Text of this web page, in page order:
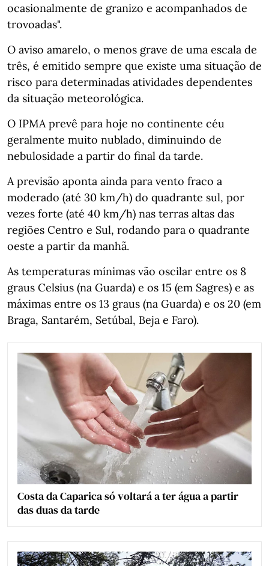
ocasionalmente de granizo e acompanhados de
trovoadas".
O aviso amarelo, o menos grave de uma escala de
três, é emitido sempre que existe uma situação de
risco para determinadas atividades dependentes
da situação meteorológica.
O IPMA prevê para hoje no continente céu
geralmente muito nublado, diminuindo de
nebulosidade a partir do final da tarde.
A previsão aponta ainda para vento fraco a
moderado (até 30 km/h) do quadrante sul, por
vezes forte (até 40 km/h) nas terras altas das
regiões Centro e Sul, rodando para o quadrante
oeste a partir da manhã.
As temperaturas mínimas vão oscilar entre os 8
graus Celsius (na Guarda) e os 15 (em Sagres) e as
máximas entre os 13 graus (na Guarda) e os 20 (em
Braga, Santarém, Setúbal, Beja e Faro).
Costa da Caparica só voltará a ter água a partir
das duas da tarde